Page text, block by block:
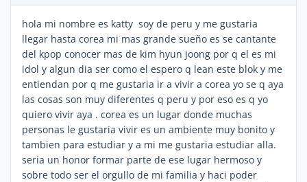
hola mi nombre es katty soy de peru y me gustaria
llegar hasta corea mi mas grande sueño es se cantante
del kpop conocer mas de kim hyun joong por q el es mi
idol y algun dia ser como el espero q lean este blok y me
entiendan por q me gustaria ir a vivir a corea yo se q aya
las cosas son muy diferentes q peru y por eso es q yo
quiero vivir aya . corea es un lugar donde muchas
personas le gustaria vivir es un ambiente muy bonito y
tambien para estudiar y a mi me gustaria estudiar alla.
seria un honor formar parte de ese lugar hermoso y
sobre todo ser el orgullo de mi familia y haci poder